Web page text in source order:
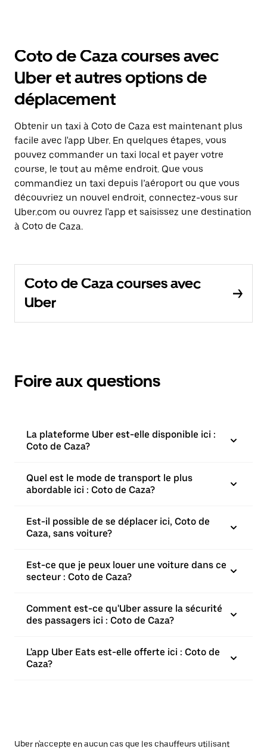
Coto de Caza courses avec
Uber et autres options de
déplacement
Obtenir un taxi à Coto de Caza est maintenant plus
facile avec l'app Uber. En quelques étapes, vous
pouvez commander un taxi local et payer votre
course, le tout au même endroit. Que vous
commandiez un taxi depuis l’aéroport ou que vous
découvriez un nouvel endroit, connectez-vous sur
Uber.com ou ouvrez l'app et saisissez une destination
à Coto de Caza.
Coto de Caza courses avec
Uber
Foire aux questions
La plateforme Uber est-elle disponible ici :
Coto de Caza?
Quel est le mode de transport le plus
abordable ici : Coto de Caza?
Est-il possible de se déplacer ici, Coto de
Caza, sans voiture?
Est-ce que je peux louer une voiture dans ce
secteur : Coto de Caza?
Comment est-ce qu'Uber assure la sécurité
des passagers ici : Coto de Caza?
L'app Uber Eats est-elle offerte ici : Coto de
Caza?
Uber n'accepte en aucun cas que les chauffeurs utilisant